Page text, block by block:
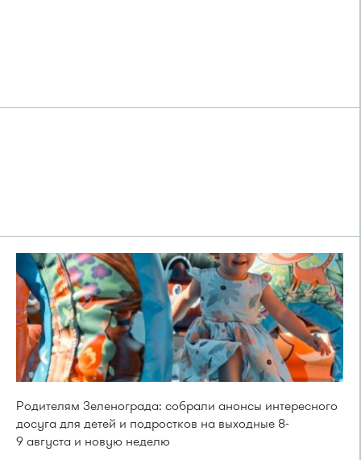
Родителям Зеленограда: собрали анонсы интересного
досуга для детей и подростков на выходные 8-
9 августа и новую неделю